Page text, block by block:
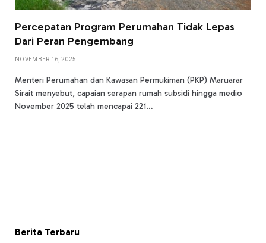
Percepatan Program Perumahan Tidak Lepas
Dari Peran Pengembang
NOVEMBER 16, 2025
Menteri Perumahan dan Kawasan Permukiman (PKP) Maruarar
Sirait menyebut, capaian serapan rumah subsidi hingga medio
November 2025 telah mencapai 221…
Berita Terbaru